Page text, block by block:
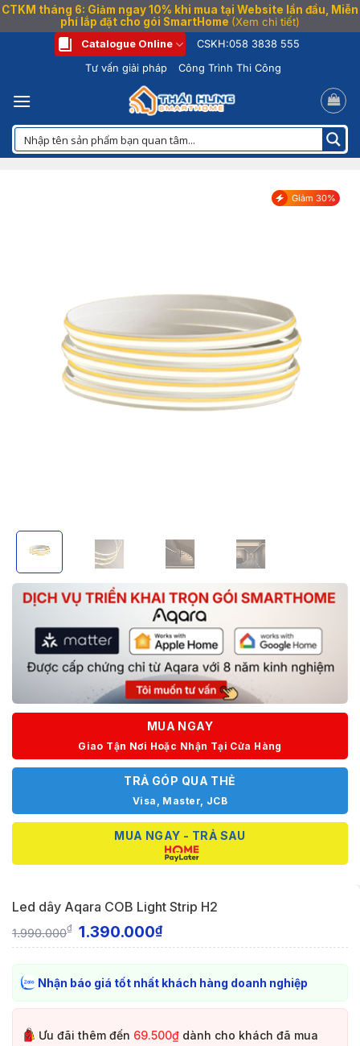
CTKM tháng 6: Giảm ngay 10% khi mua tại Website lần đầu, Miễn
phí lắp đặt cho gói SmartHome (Xem chi tiết)
dung
Catalogue Online CSKH:058 3838 555
Tư vấn giải pháp
Công Trình Thi Công
Giảm 30%
MUA NGAY
Giao Tận Nơi Hoặc Nhận Tại Cửa Hàng
TRẢ GÓP QUA THẺ
Visa, Master, JCB
MUA NGAY - TRẢ SAU
Led dây Aqara COB Light Strip H2
1.990.000₫ 1.390.000₫
Nhận báo giá tốt nhất khách hàng doanh nghiệp
Ưu đãi thêm đến 69.500₫ dành cho khách đã mua